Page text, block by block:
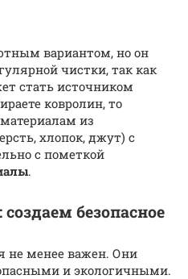
вариантом, но он
чистки, так как
стать источником
ковролин, то
из
хлопок, джут) с
с пометкой
.
безопасное
не менее важен. Они
и экологичными.